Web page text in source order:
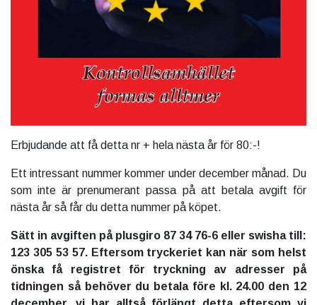
Erbjudande att få detta nr + hela nästa år för 80:-!
Ett intressant nummer kommer under december månad. Du
som inte är prenumerant passa på att betala avgift för
nästa år så får du detta nummer på köpet.
Sätt in avgiften på plusgiro 87 34 76-6 eller swisha till:
123 305 53 57. Eftersom tryckeriet kan när som helst
önska få registret för tryckning av adresser på
tidningen så behöver du betala före kl. 24.00 den 12